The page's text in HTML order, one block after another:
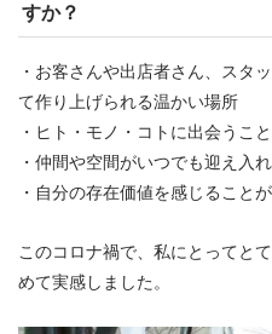
すか？
・お客さんや出店者さん、スタ
て作り上げられる温かい場所
・ヒト・モノ・コトに出会うこ
・仲間や空間がいつでも迎え入
・自分の存在価値を感じること
このコロナ禍で、私にとってと
めて実感しました。